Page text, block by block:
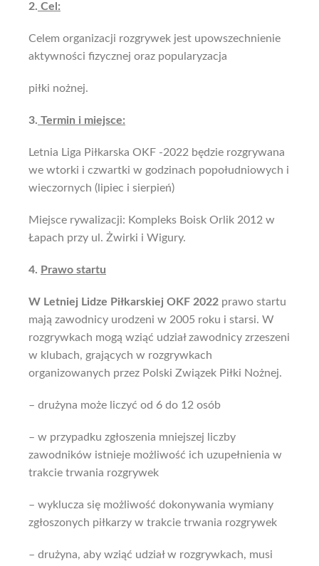
2. Cel:
Celem organizacji rozgrywek jest upowszechnienie
aktywności fizycznej oraz popularyzacja
piłki nożnej.
3. Termin i miejsce:
Letnia Liga Piłkarska OKF -2022 będzie rozgrywana
we wtorki i czwartki w godzinach popołudniowych i
wieczornych (lipiec i sierpień)
Miejsce rywalizacji: Kompleks Boisk Orlik 2012 w
Łapach przy ul. Żwirki i Wigury.
4. Prawo startu
W Letniej Lidze Piłkarskiej OKF 2022 prawo startu
mają zawodnicy urodzeni w 2005 roku i starsi. W
rozgrywkach mogą wziąć udział zawodnicy zrzeszeni
w klubach, grających w rozgrywkach
organizowanych przez Polski Związek Piłki Nożnej.
– drużyna może liczyć od 6 do 12 osób
– w przypadku zgłoszenia mniejszej liczby
zawodników istnieje możliwość ich uzupełnienia w
trakcie trwania rozgrywek
– wyklucza się możliwość dokonywania wymiany
zgłoszonych piłkarzy w trakcie trwania rozgrywek
– drużyna, aby wziąć udział w rozgrywkach, musi